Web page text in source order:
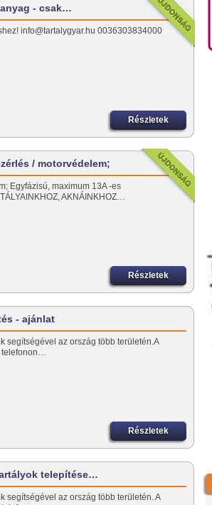
- csak…
info@tartalygyar.hu 0036303834000
Részletek
/ motorvédelem;
Egyfázisú, maximum 13A -es
AKNÁINKHOZ…
Részletek
- ajánlat
segítségével az ország több területén.A
telefonon…
Részletek
telepítése…
segítségével az ország több területén. A